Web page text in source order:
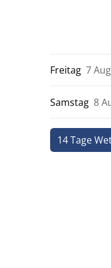
Freitag 7 Aug
Samstag 8
14 Tage